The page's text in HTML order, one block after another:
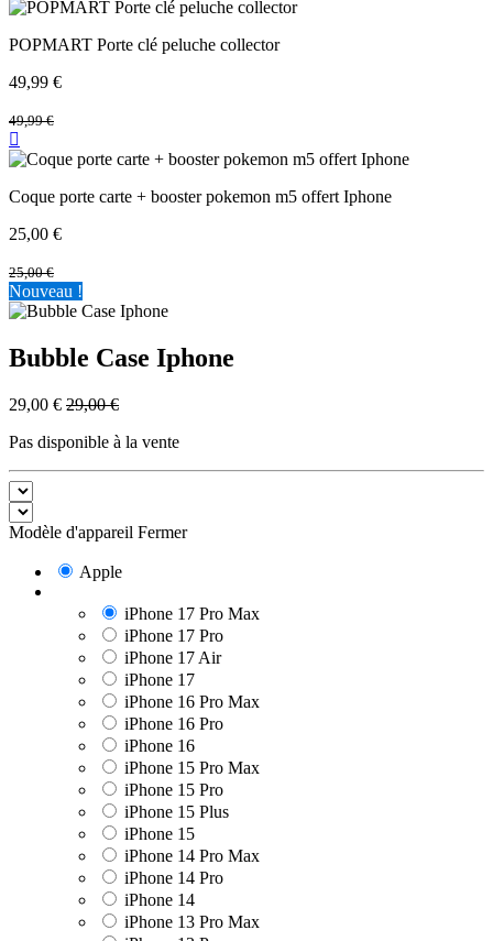
POPMART Porte clé peluche collector
49,99 €
49,99€
Coque porte carte + booster pokemon m5 offert Iphone
25,00 €
25,00€
Nouveau !
Bubble Case Iphone
29,00 € 29,00€
Pas disponible à la vente
Modèle d'appareil Fermer
Apple
iPhone 17 Pro Max
iPhone 17 Pro
iPhone 17 Air
iPhone 17
iPhone 16 Pro Max
iPhone 16 Pro
iPhone 16
iPhone 15 Pro Max
iPhone 15 Pro
iPhone 15 Plus
iPhone 15
iPhone 14 Pro Max
iPhone 14 Pro
iPhone 14
iPhone 13 Pro Max